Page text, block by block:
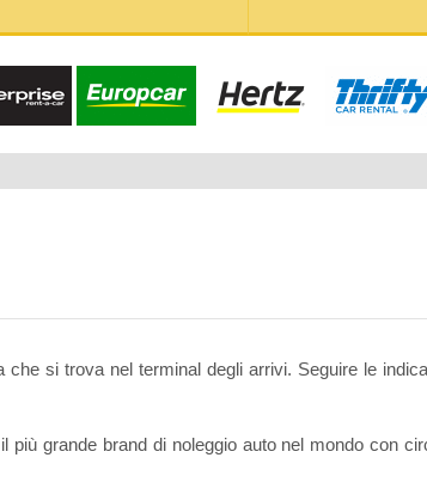
si trova nel terminal degli arrivi. Seguire le
grande brand di noleggio auto nel mondo con